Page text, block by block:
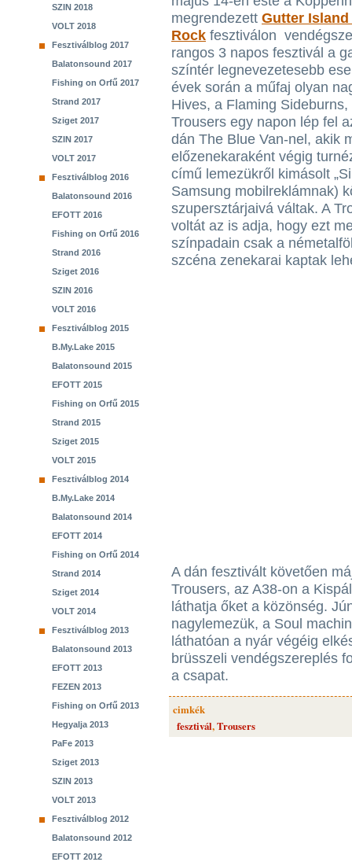
SZIN 2018
VOLT 2018
Fesztiválblog 2017
Balatonsound 2017
Fishing on Orfű 2017
Strand 2017
Sziget 2017
SZIN 2017
VOLT 2017
Fesztiválblog 2016
Balatonsound 2016
EFOTT 2016
Fishing on Orfű 2016
Strand 2016
Sziget 2016
SZIN 2016
VOLT 2016
Fesztiválblog 2015
B.My.Lake 2015
Balatonsound 2015
EFOTT 2015
Fishing on Orfű 2015
Strand 2015
Sziget 2015
VOLT 2015
Fesztiválblog 2014
B.My.Lake 2014
Balatonsound 2014
EFOTT 2014
Fishing on Orfű 2014
Strand 2014
Sziget 2014
VOLT 2014
Fesztiválblog 2013
Balatonsound 2013
EFOTT 2013
FEZEN 2013
Fishing on Orfű 2013
Hegyalja 2013
PaFe 2013
Sziget 2013
SZIN 2013
VOLT 2013
Fesztiválblog 2012
Balatonsound 2012
EFOTT 2012
megrendezett Gutter Island
Rock fesztiválon
rangos 3 napos fesztivál a
színtér legnevezetesebb
évek során a műfaj olyan
Hives, a Flaming
Trousers egy napon lép fel
dán The Blue Van-nel, akik
előzenekaraként végig
című lemezükről kimásolt
Samsung mobilreklámnak)
szupersztárjaivá váltak. A
voltát az is adja, hogy ezt
színpadain csak a
szcéna zenekarai kaptak
A dán fesztivált követően
Trousers, az A38-on a
láthatja őket a közönség.
nagylemezük, a Soul
láthatóan a nyár végéig
brüsszeli vendégszereplés
a csapat.
cimkék
fesztivál,Trousers